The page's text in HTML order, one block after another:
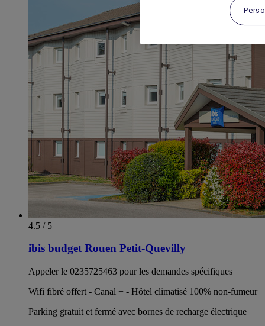
4.5 / 5
ibis budget Rouen Petit-Quevilly
Appeler le 0235725463 pour les demandes spécifiques
Wifi fibré offert - Canal + - Hôtel climatisé 100% non-fumeur
Parking gratuit et fermé avec bornes de recharge électrique